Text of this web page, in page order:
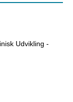
Udvikling -